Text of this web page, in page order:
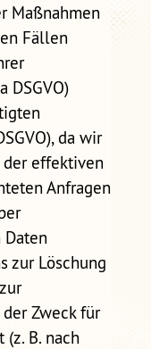
Maßnahmen
Fällen
DSGVO)
da wir
effektiven
Anfragen
zur Löschung
Zweck für
B. nach